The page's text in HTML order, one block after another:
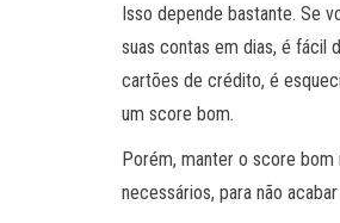
Isso depende bastante. Se
suas contas em dias, é fácil
cartões de crédito, é
um score bom.
Porém, manter o score bom
necessários, para não